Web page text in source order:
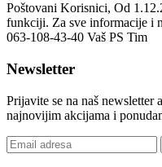
Poštovani Korisnici, Od
funkciji. Za sve informacije i
063-108-43-40 Vaš PS Tim
Newsletter
Prijavite se na naš newsletter
najnovijim akcijama i